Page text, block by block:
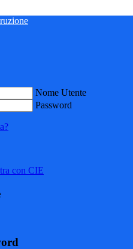
Nome Utente
Password
con CIE